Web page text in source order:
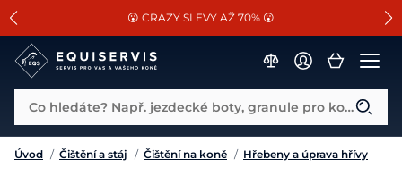
SLEVA 13% na vše od Cassini!
😮 CRAZY SLEVY AŽ 70% 😮
📐Pasování a doplňky k vybraným sedlům ZDARMA 🐴
Co hledáte? Např. jezdecké boty, granule pro koně...
Úvod / Čištění a stáj / Čištění na koně / Hřebeny a úprava hřívy